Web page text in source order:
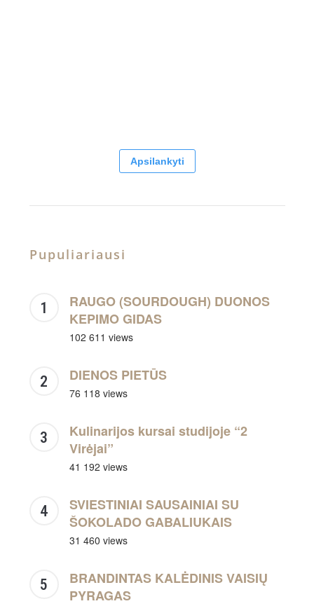
Apsilankyti
Pupuliariausi
RAUGO (SOURDOUGH) DUONOS
KEPIMO GIDAS
102 611 views
DIENOS PIETŪS
76 118 views
Kulinarijos kursai studijoje “2
Virėjai”
41 192 views
SVIESTINIAI SAUSAINIAI SU
ŠOKOLADO GABALIUKAIS
31 460 views
BRANDINTAS KALĖDINIS VAISIŲ
PYRAGAS